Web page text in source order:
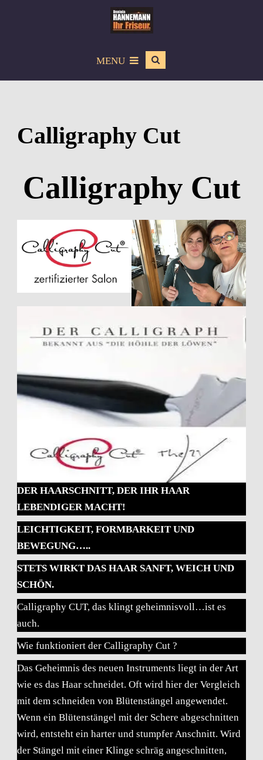
MENU
Calligraphy Cut
Calligraphy Cut
DER HAARSCHNITT, DER IHR HAAR
LEBENDIGER MACHT!
LEICHTIGKEIT, FORMBARKEIT UND
BEWEGUNG…..
STETS WIRKT DAS HAAR SANFT, WEICH UND
SCHÖN.
Calligraphy CUT, das klingt geheimnisvoll…ist es
auch.
Wie funktioniert der Calligraphy Cut ?
Das Geheimnis des neuen Instruments liegt in der Art
wie es das Haar schneidet. Oft wird hier der Vergleich
mit dem schneiden von Blütenstängel angewendet.
Wenn ein Blütenstängel mit der Schere abgeschnitten
wird, entsteht ein harter und stumpfer Anschnitt. Wird
der Stängel mit einer Klinge schräg angeschnitten,